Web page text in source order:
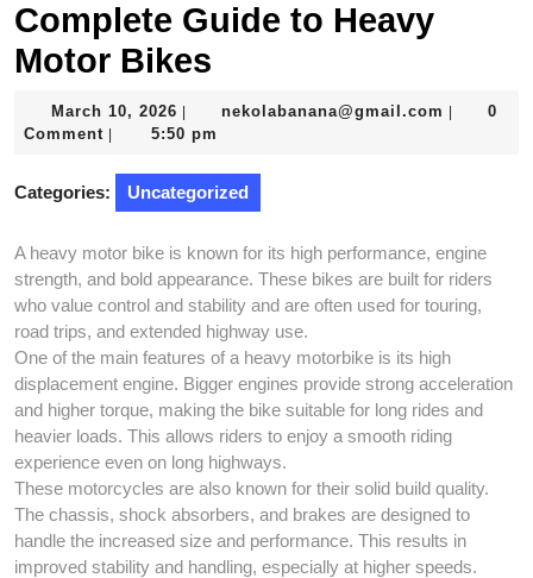
Complete Guide to Heavy
Motor Bikes
March 10, 2026 March
10,
nekolabanana@gmail.com
0
Comment
5:50 pm
Categories: Uncategorized
A heavy motor bike is known for its high performance, engine
strength, and bold appearance. These bikes are built for riders
who value control and stability and are often used for touring,
road trips, and extended highway use.
One of the main features of a heavy motorbike is its high
displacement engine. Bigger engines provide strong acceleration
and higher torque, making the bike suitable for long rides and
heavier loads. This allows riders to enjoy a smooth riding
experience even on long highways.
These motorcycles are also known for their solid build quality.
The chassis, shock absorbers, and brakes are designed to
handle the increased size and performance. This results in
improved stability and handling, especially at higher speeds.